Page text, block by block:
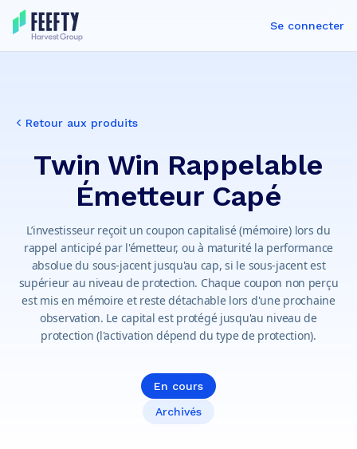
Se connecter
Retour aux produits
Twin Win Rappelable
Émetteur Capé
L’investisseur reçoit un coupon capitalisé (mémoire) lors du
rappel anticipé par l'émetteur, ou à maturité la performance
absolue du sous-jacent jusqu'au cap, si le sous-jacent est
supérieur au niveau de protection. Chaque coupon non perçu
est mis en mémoire et reste détachable lors d'une prochaine
observation. Le capital est protégé jusqu'au niveau de
protection (l'activation dépend du type de protection).
En cours
Archivés